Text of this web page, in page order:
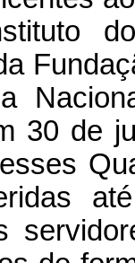
30 de